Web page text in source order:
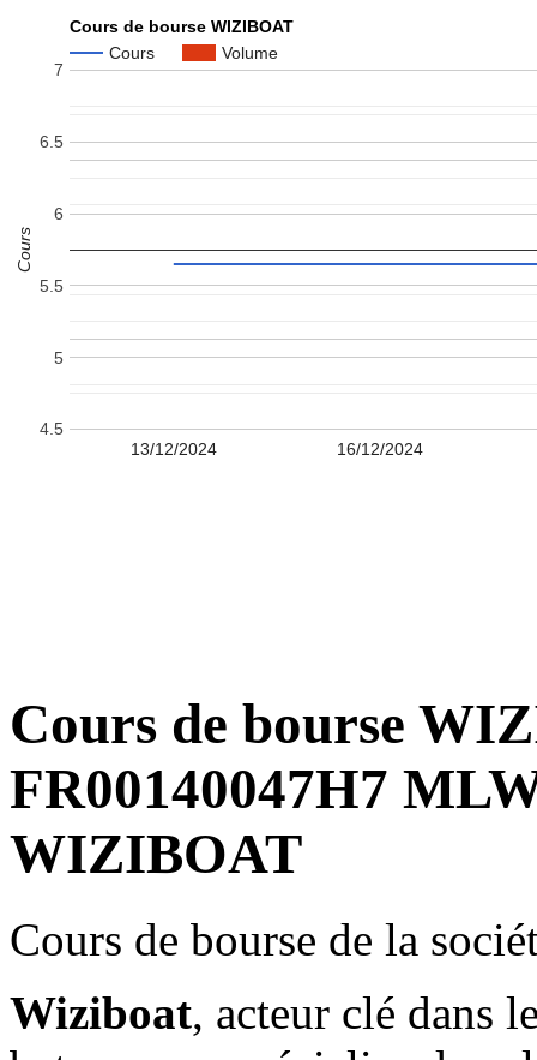
Cours de bourse WIZIBOAT
Cours
Volume
13/12/2024 16/12/2024
4.5
5
5.5
6
6.5
7
Cours
Cours de bourse
FR00140047H7
WIZIBOAT
Cours de bourse de la
Wiziboat, acteur clé dans